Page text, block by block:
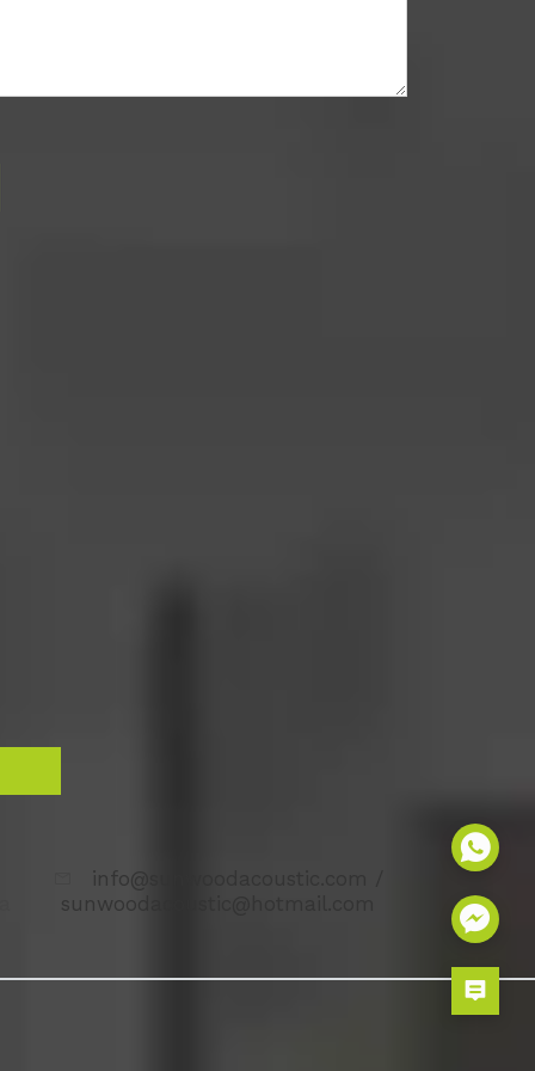
info@sunwoodacoustic.com /
sunwoodacoustic@hotmail.com